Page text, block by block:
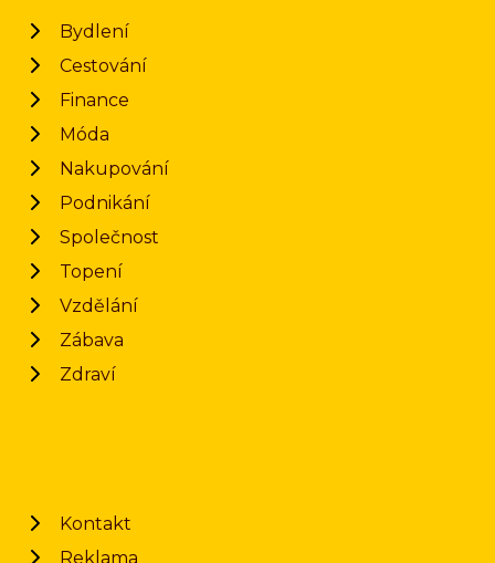
Bydlení
Cestování
Finance
Móda
Nakupování
Podnikání
Společnost
Topení
Vzdělání
Zábava
Zdraví
Kontakt
Reklama